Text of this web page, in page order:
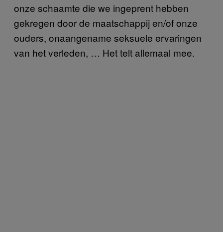
onze schaamte die we ingeprent hebben
gekregen door de maatschappij en/of onze
ouders, onaangename seksuele ervaringen
van het verleden, … Het telt allemaal mee.